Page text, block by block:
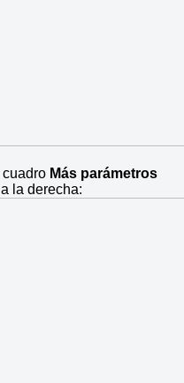
Más parámetros
la derecha: